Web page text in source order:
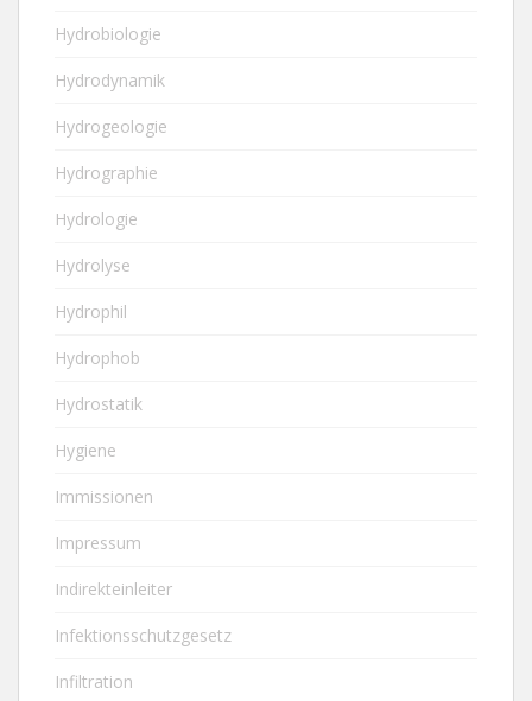
Hydrobiologie
Hydrodynamik
Hydrogeologie
Hydrographie
Hydrologie
Hydrolyse
Hydrophil
Hydrophob
Hydrostatik
Hygiene
Immissionen
Impressum
Indirekteinleiter
Infektionsschutzgesetz
Infiltration